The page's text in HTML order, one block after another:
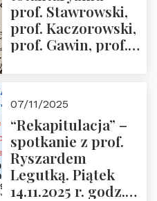
godz. 18:00.
prof. Stawrowski,
prof. Kaczorowski,
prof. Gawin, prof.
07/11/2025
“Rekapitulacja” –
spotkanie z prof.
Ryszardem
Legutką. Piątek
14.11.2025 r. godz.